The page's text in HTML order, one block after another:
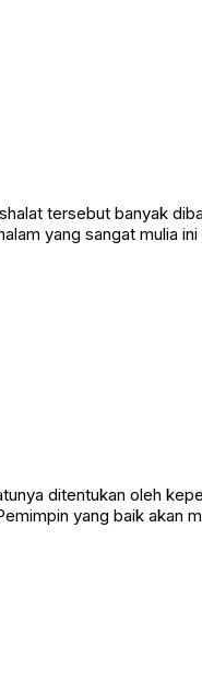
tersebut banyak
yang sangat mulia
ditentukan oleh
yang baik akan